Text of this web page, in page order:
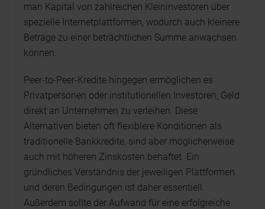
man Kapital von zahlreichen Kleininvestoren über
spezielle Internetplattformen, wodurch auch kleinere
Beträge zu einer beträchtlichen Summe anwachsen
können.
Peer-to-Peer-Kredite hingegen ermöglichen es
Privatpersonen oder institutionellen Investoren, Geld
direkt an Unternehmen zu verleihen. Diese
Alternativen bieten oft flexiblere Konditionen als
traditionelle Bankkredite, sind aber möglicherweise
auch mit höheren Zinskosten behaftet. Ein
gründliches Verständnis der jeweiligen Plattformen
und deren Bedingungen ist daher essentiell.
Außerdem sollte der Aufwand für eine erfolgreiche